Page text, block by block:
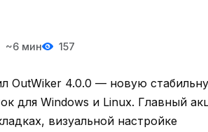
~6 мин 157
OutWiker 4.0.0 — новую
для Windows и Linux. Главный
визуальной настройке